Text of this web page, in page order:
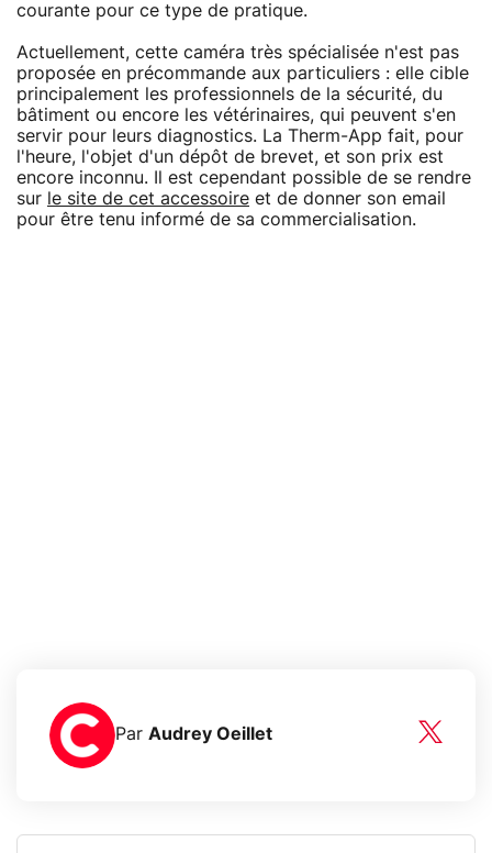
courante pour ce type de pratique.
Actuellement, cette caméra très spécialisée n'est pas
proposée en précommande aux particuliers : elle cible
principalement les professionnels de la sécurité, du
bâtiment ou encore les vétérinaires, qui peuvent s'en
servir pour leurs diagnostics. La Therm-App fait, pour
l'heure, l'objet d'un dépôt de brevet, et son prix est
encore inconnu. Il est cependant possible de se rendre
sur le site de cet accessoire et de donner son email
pour être tenu informé de sa commercialisation.
Par Audrey Oeillet